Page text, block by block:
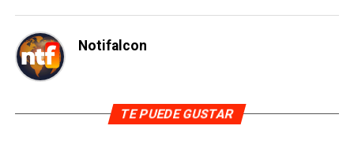
Notifalcon
TE PUEDE GUSTAR